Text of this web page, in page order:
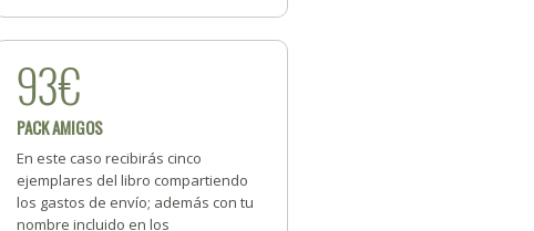
93€
PACK AMIGOS
En este caso recibirás cinco
ejemplares del libro compartiendo
los gastos de envío; además con tu
nombre incluido en los